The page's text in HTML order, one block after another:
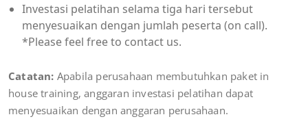
Investasi pelatihan selama tiga hari tersebut
menyesuaikan dengan jumlah peserta (on call).
*Please feel free to contact us.
Catatan: Apabila perusahaan membutuhkan paket in
house training, anggaran investasi pelatihan dapat
menyesuaikan dengan anggaran perusahaan.